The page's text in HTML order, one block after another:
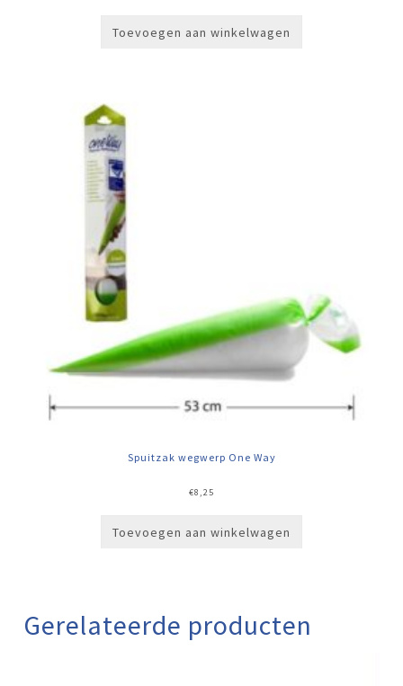
Toevoegen aan winkelwagen
Spuitzak wegwerp One Way
€8,25
Toevoegen aan winkelwagen
Gerelateerde producten